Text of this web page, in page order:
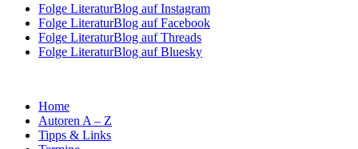
Folge LiteraturBlog auf Instagram
Folge LiteraturBlog auf Facebook
Folge LiteraturBlog auf Threads
Folge LiteraturBlog auf Bluesky
Home
Autoren A – Z
Tipps & Links